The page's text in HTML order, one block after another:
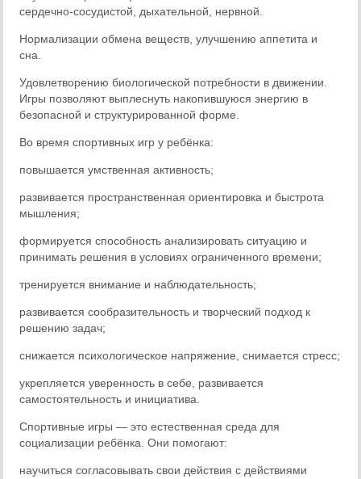
сердечно‑сосудистой, дыхательной, нервной.
Нормализации обмена веществ, улучшению аппетита и
сна.
Удовлетворению биологической потребности в движении.
Игры позволяют выплеснуть накопившуюся энергию в
безопасной и структурированной форме.
Во время спортивных игр у ребёнка:
повышается умственная активность;
развивается пространственная ориентировка и быстрота
мышления;
формируется способность анализировать ситуацию и
принимать решения в условиях ограниченного времени;
тренируется внимание и наблюдательность;
развивается сообразительность и творческий подход к
решению задач;
снижается психологическое напряжение, снимается стресс;
укрепляется уверенность в себе, развивается
самостоятельность и инициатива.
Спортивные игры — это естественная среда для
социализации ребёнка. Они помогают:
научиться согласовывать свои действия с действиями